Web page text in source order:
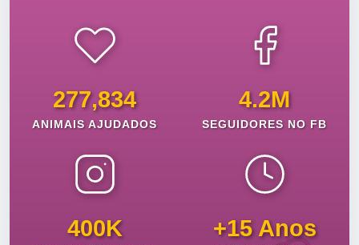
277,834
ANIMAIS AJUDADOS
4.2M
SEGUIDORES NO FB
400K +15 Anos